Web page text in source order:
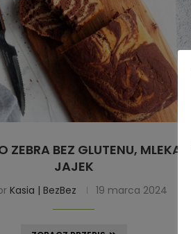
ZEBRA BEZ GLUTENU, MLEKA I
JAJEK
Kasia | BezBez 19 marca 2024